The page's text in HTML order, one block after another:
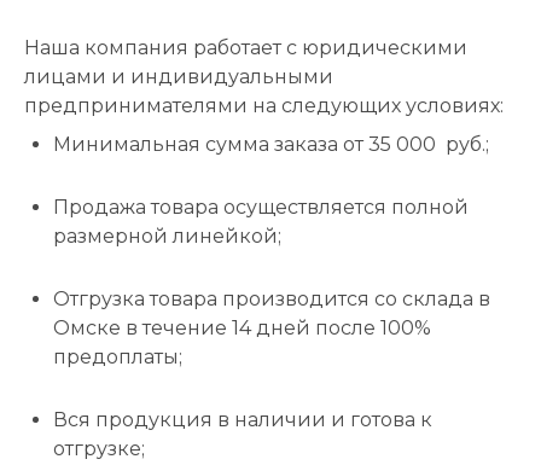
Наша компания работает с юридическими
лицами и индивидуальными
предпринимателями на следующих условиях:
Минимальная сумма заказа от 35 000 руб.;
Продажа товара осуществляется полной
размерной линейкой;
Отгрузка товара производится со склада в
Омске в течение 14 дней после 100%
предоплаты;
Вся продукция в наличии и готова к
отгрузке;